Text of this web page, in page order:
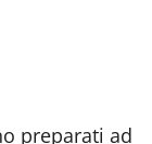
preparati ad